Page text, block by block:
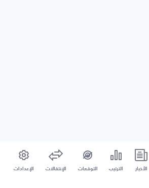
الأخبار الترتيب التوقعات الإنتقالات الإعدادات